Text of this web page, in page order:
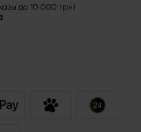
до 10 000 грн)